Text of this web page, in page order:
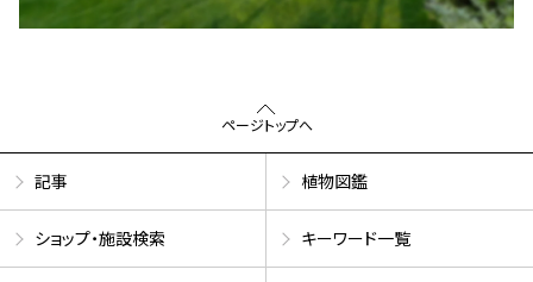
ページトップへ
記事 植物図鑑
ショップ・施設検索 キーワード一覧